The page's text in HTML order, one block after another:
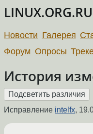
LINUX.ORG.RU
Новости Галерея
Форум Опросы
История
Исправление intelfx,